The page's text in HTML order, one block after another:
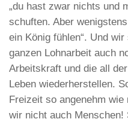
„du hast zwar nichts und
schuften. Aber
ein König fühlen“. Und
ganzen Lohnarbeit auch
Arbeitskraft und die all
Leben wiederherstellen.
Freizeit so angenehm
wir nicht auch Menschen!